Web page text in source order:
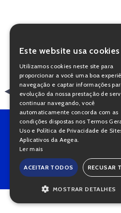
voltar
Copyright © 2022 • Todos
Este website usa cookies
Utilizamos cookies neste site para
proporcionar a você uma boa
navegação e captar informações
evolução da nossa prestação de
continuar navegando, você
automaticamente concorda com as
condições dispostas nos Termos
Uso e Política de Privacidade de
Aplicativos da Aegea.
Ler mais
ACEITAR TODOS RECUSAR
MOSTRAR DETALHES